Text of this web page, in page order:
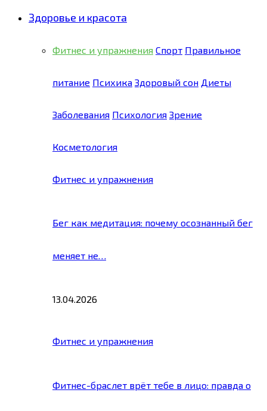
Здоровье и красота
Фитнес и упражнения Спорт Правильное
питание Психика Здоровый сон Диеты
Заболевания Психология Зрение
Косметология
Фитнес и упражнения
Бег как медитация: почему осознанный бег
меняет не…
13.04.2026
Фитнес и упражнения
Фитнес-браслет врёт тебе в лицо: правда о